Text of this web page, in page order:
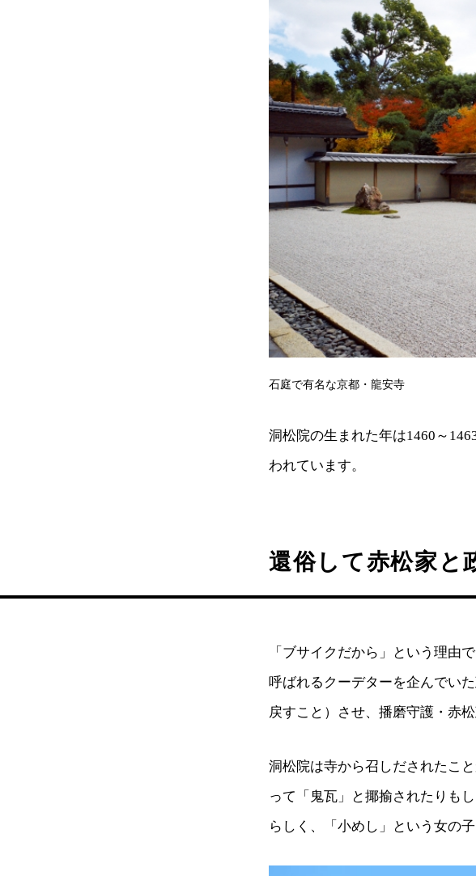
石庭で有名な京都・龍安寺
洞松院の生まれた年は1460～
われています。
還俗して赤松家と
「ブサイクだから」という理由
呼ばれるクーデターを企んでい
戻すこと）させ、播磨守護・赤
洞松院は寺から召しだされたこ
って「鬼瓦」と揶揄されたりも
らしく、「小めし」という女の